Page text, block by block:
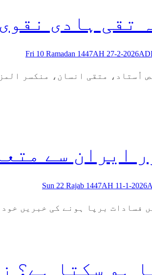
تقی ہادی نقوی
Fri 10 Ramadan 1447AH 27-2-2026AD
اُستاد، متقی انسان، منکسر
ایران سے
Sun 22 Rajab 1447AH 11-1-
فسادات برپا ہونے کی خبریں
ہو سکتا ہے؟